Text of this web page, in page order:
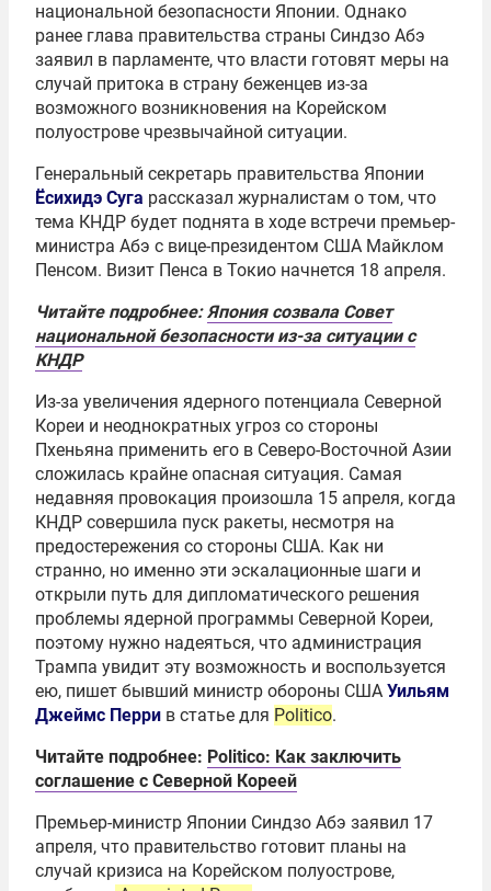
национальной безопасности Японии. Однако
ранее глава правительства страны Синдзо Абэ
заявил в парламенте, что власти готовят меры на
случай притока в страну беженцев из-за
возможного возникновения на Корейском
полуострове чрезвычайной ситуации.
Генеральный секретарь правительства Японии
Ёсихидэ Суга рассказал журналистам о том, что
тема КНДР будет поднята в ходе встречи премьер-
министра Абэ с вице-президентом США Майклом
Пенсом. Визит Пенса в Токио начнется 18 апреля.
Читайте подробнее:Япония созвала Совет
национальной безопасности из-за ситуации с
КНДР
Из-за увеличения ядерного потенциала Северной
Кореи и неоднократных угроз со стороны
Пхеньяна применить его в Северо-Восточной Азии
сложилась крайне опасная ситуация. Самая
недавняя провокация произошла 15 апреля, когда
КНДР совершила пуск ракеты, несмотря на
предостережения со стороны США. Как ни
странно, но именно эти эскалационные шаги и
открыли путь для дипломатического решения
проблемы ядерной программы Северной Кореи,
поэтому нужно надеяться, что администрация
Трампа увидит эту возможность и воспользуется
ею, пишет бывший министр обороны США Уильям
Джеймс Перри в статье для Politico.
Читайте подробнее: Politico: Как заключить
соглашение с Северной Кореей
Премьер-министр Японии Синдзо Абэ заявил 17
апреля, что правительство готовит планы на
случай кризиса на Корейском полуострове,